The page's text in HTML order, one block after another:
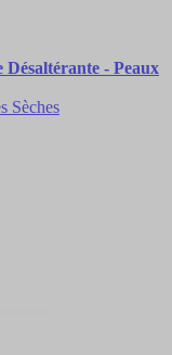
- Peaux
Sèches